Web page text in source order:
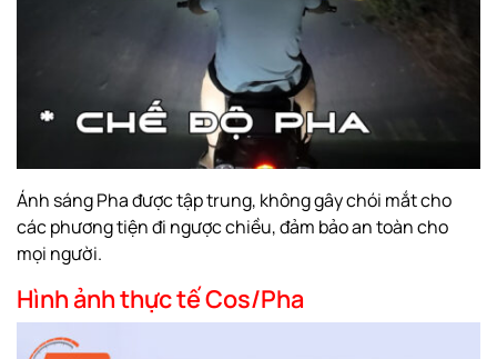
Ánh sáng Pha được tập trung, không gây chói mắt cho
các phương tiện đi ngược chiều, đảm bảo an toàn cho
mọi người.
Hình ảnh thực tế Cos/Pha